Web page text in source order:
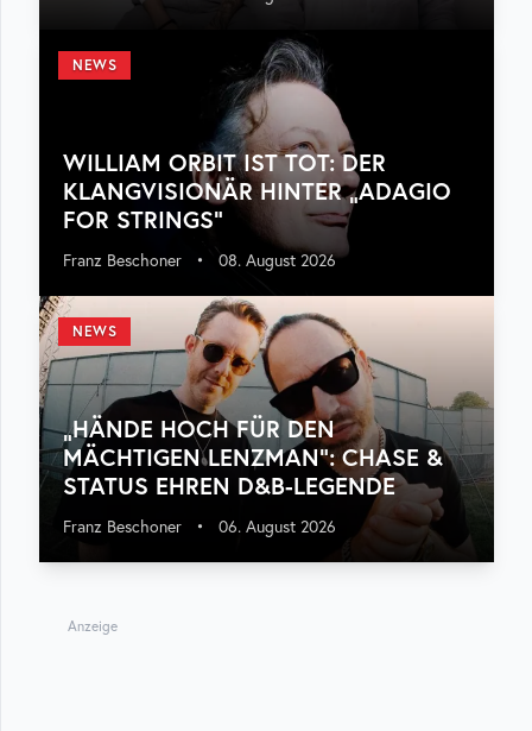
NEWS
WILLIAM ORBIT IST TOT: DER
KLANGVISIONÄR HINTER „ADAGIO
FOR STRINGS“
Franz Beschoner • 08. August 2026
NEWS
„HÄNDE HOCH FÜR DEN
MÄCHTIGEN LENZMAN“: CHASE &
STATUS EHREN D&B-LEGENDE
Franz Beschoner • 06. August 2026
Anzeige